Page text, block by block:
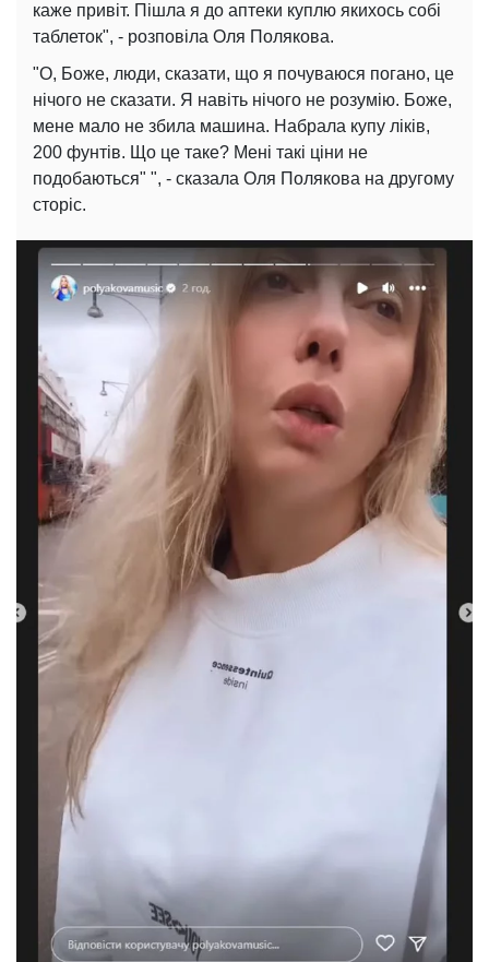
каже привіт. Пішла я до аптеки куплю якихось собі
таблеток", - розповіла Оля Полякова.
"О, Боже, люди, сказати, що я почуваюся погано, це
нічого не сказати. Я навіть нічого не розумію. Боже,
мене мало не збила машина. Набрала купу ліків,
200 фунтів. Що це таке? Мені такі ціни не
подобаються" ", - сказала Оля Полякова на другому
сторіс.